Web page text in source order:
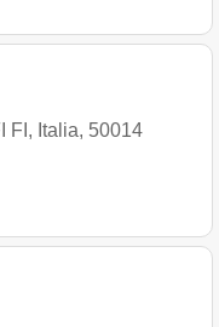
FI, Italia, 50014